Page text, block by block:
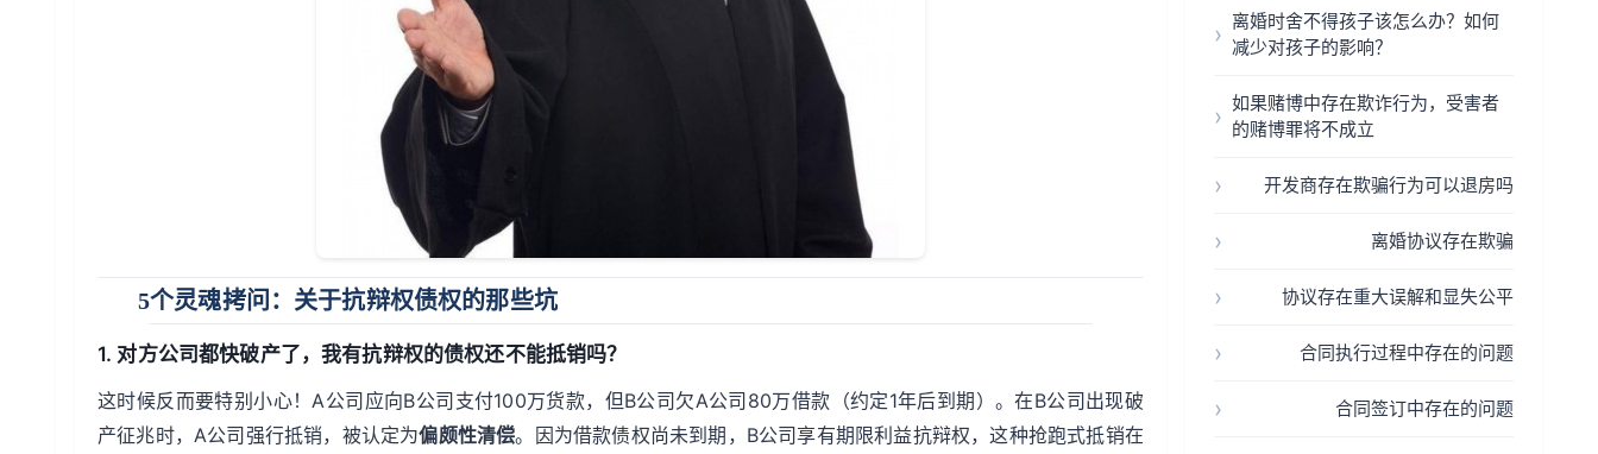
5个灵魂拷问：关于抗辩权债权的那些坑
1. 对方公司都快破产了，我有抗辩权的债权还不能抵销吗？
这时候反而要特别小心！A公司应向B公司支付100万货款，但B公司欠A公司80万借款（约定1年后到期）。在B公司出现破
产征兆时，A公司强行抵销，被认定为偏颇性清偿。因为借款债权尚未到期，B公司享有期限利益抗辩权，这种抢跑式抵销在
离婚时舍不得孩子该怎么办？如何
减少对孩子的影响？
如果赌博中存在欺诈行为，受害者
的赌博罪将不成立
开发商存在欺骗行为可以退房吗
离婚协议存在欺骗
协议存在重大误解和显失公平
合同执行过程中存在的问题
合同签订中存在的问题